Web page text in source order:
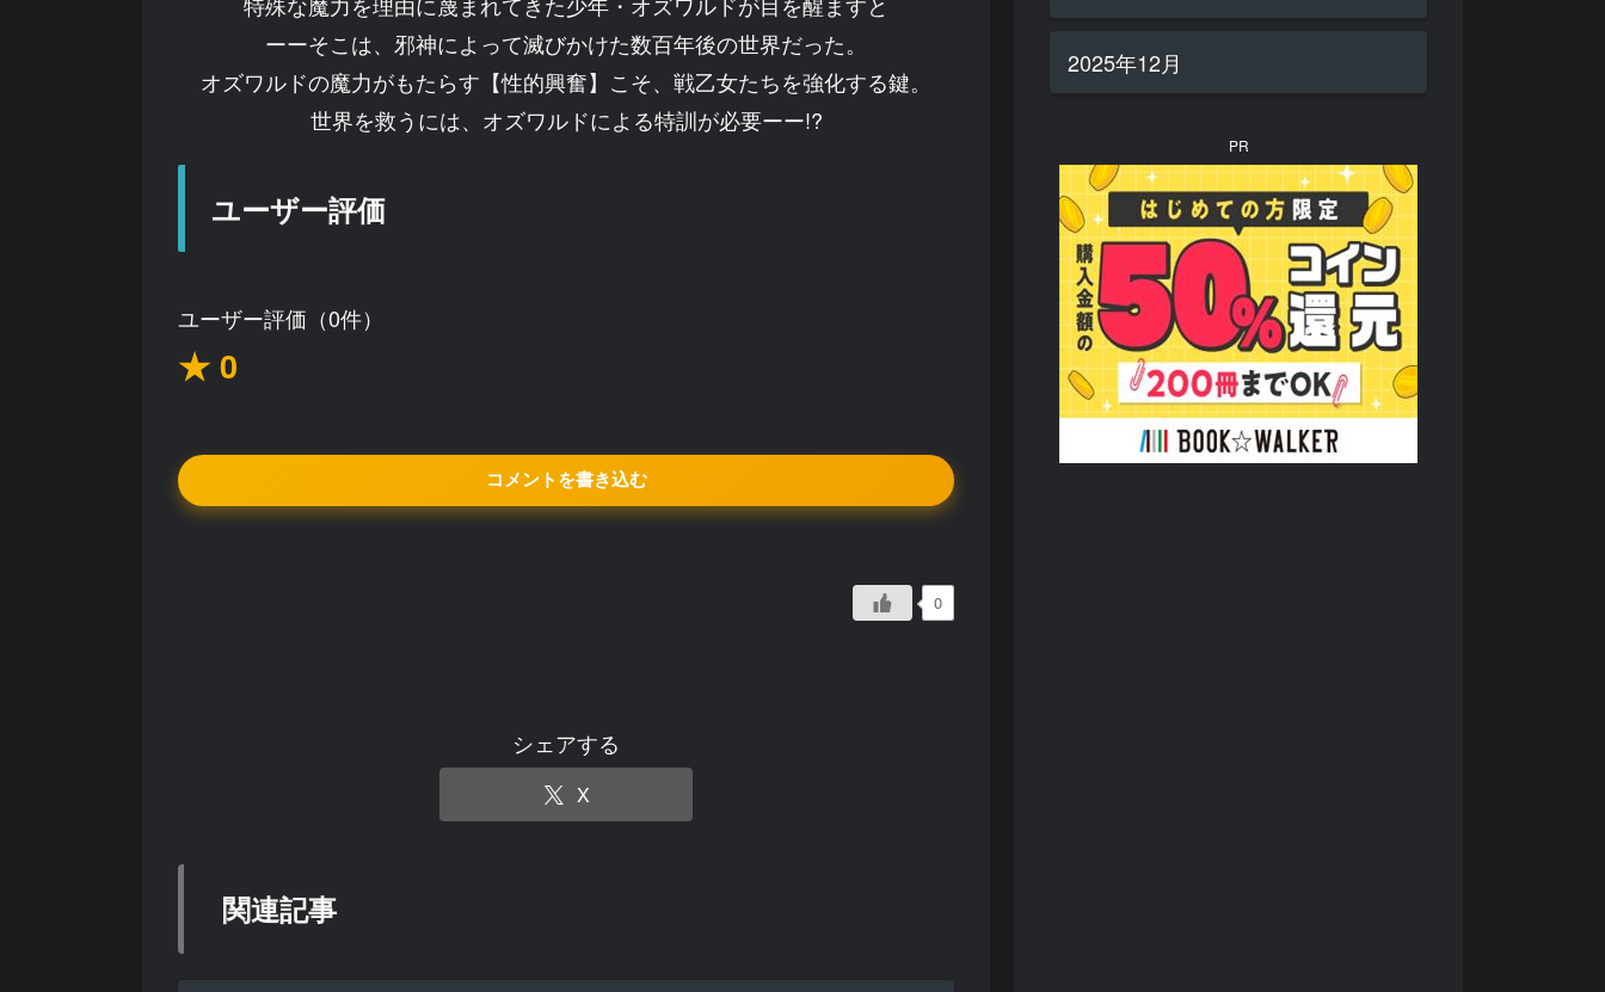
ーーそこは、邪神によって滅びかけた数百年後の世界だった。
オズワルドの魔力がもたらす【性的興奮】こそ、戦乙女たちを強化する鍵。
世界を救うには、オズワルドによる特訓が必要ーー!?
ユーザー評価
ユーザー評価（0件）
★ 0
コメントを書き込む
0
シェアする
X
関連記事
2025年12月
PR